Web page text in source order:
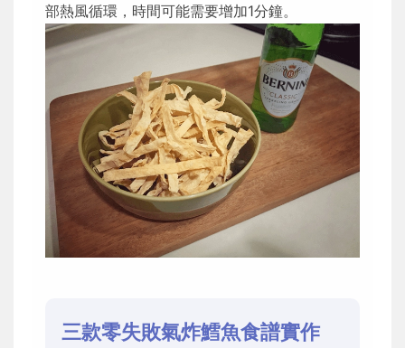
部熱風循環，時間可能需要增加1分鐘。
三款零失敗氣炸鱈魚食譜實作